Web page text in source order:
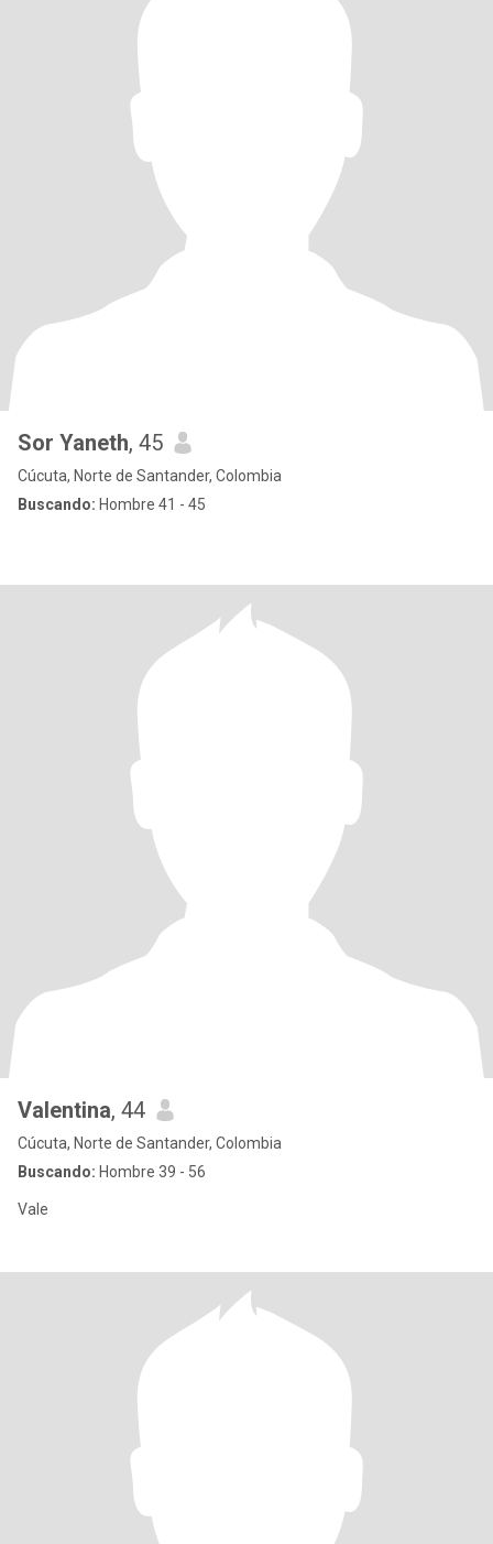
Sor Yaneth, 45
Cúcuta, Norte de Santander, Colombia
Buscando: Hombre 41 - 45
Valentina, 44
Cúcuta, Norte de Santander, Colombia
Buscando: Hombre 39 - 56
Vale